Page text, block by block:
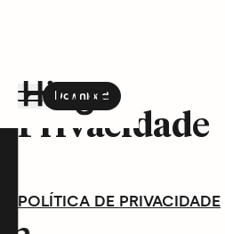
Hinge homepage
Download
the Hinge app on
Privacidade
POLÍTICA DE PRIVACIDADE